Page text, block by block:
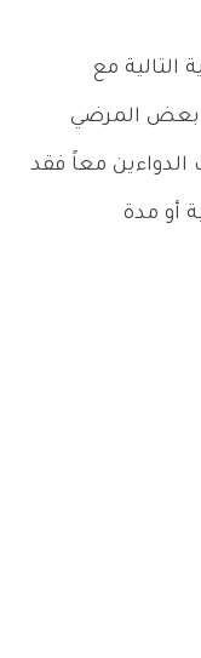
التالية مع
بعض المرضي
الدواءين معاً فقد
أو مدة